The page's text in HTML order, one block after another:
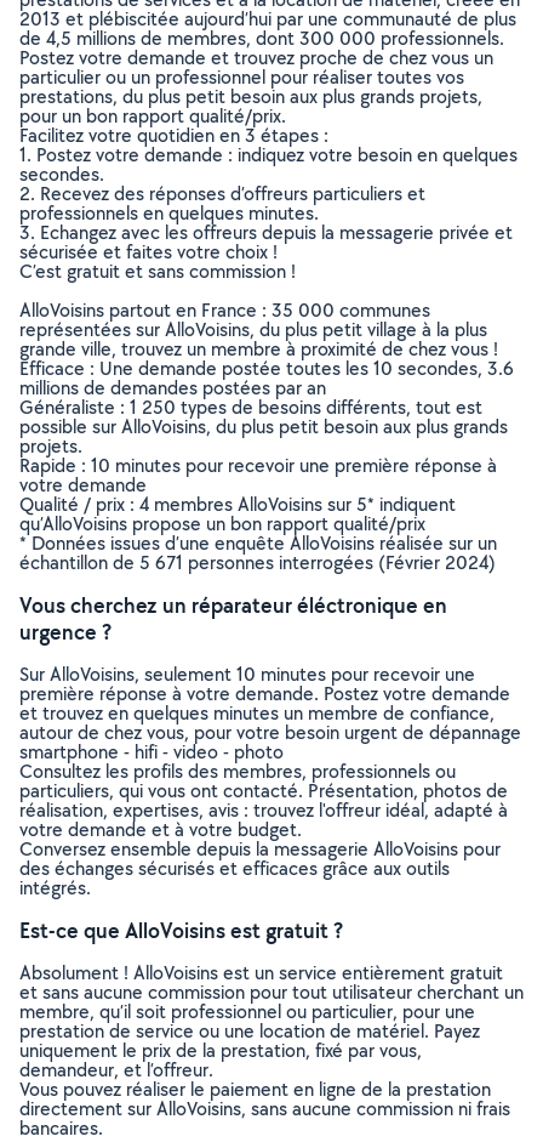
2013 et plébiscitée aujourd’hui par une communauté de plus
de 4,5 millions de membres, dont 300 000 professionnels.
Postez votre demande et trouvez proche de chez vous un
particulier ou un professionnel pour réaliser toutes vos
prestations, du plus petit besoin aux plus grands projets,
pour un bon rapport qualité/prix.
Facilitez votre quotidien en 3 étapes :
1. Postez votre demande : indiquez votre besoin en quelques
secondes.
2. Recevez des réponses d’offreurs particuliers et
professionnels en quelques minutes.
3. Echangez avec les offreurs depuis la messagerie privée et
sécurisée et faites votre choix !
C’est gratuit et sans commission !
AlloVoisins partout en France : 35 000 communes
représentées sur AlloVoisins, du plus petit village à la plus
grande ville, trouvez un membre à proximité de chez vous !
Efficace : Une demande postée toutes les 10 secondes, 3.6
millions de demandes postées par an
Généraliste : 1 250 types de besoins différents, tout est
possible sur AlloVoisins, du plus petit besoin aux plus grands
projets.
Rapide : 10 minutes pour recevoir une première réponse à
votre demande
Qualité / prix : 4 membres AlloVoisins sur 5* indiquent
qu’AlloVoisins propose un bon rapport qualité/prix
* Données issues d’une enquête AlloVoisins réalisée sur un
échantillon de 5 671 personnes interrogées (Février 2024)
Vous cherchez un réparateur éléctronique en
urgence ?
Sur AlloVoisins, seulement 10 minutes pour recevoir une
première réponse à votre demande. Postez votre demande
et trouvez en quelques minutes un membre de confiance,
autour de chez vous, pour votre besoin urgent de dépannage
smartphone - hifi - video - photo
Consultez les profils des membres, professionnels ou
particuliers, qui vous ont contacté. Présentation, photos de
réalisation, expertises, avis : trouvez l'offreur idéal, adapté à
votre demande et à votre budget.
Conversez ensemble depuis la messagerie AlloVoisins pour
des échanges sécurisés et efficaces grâce aux outils
intégrés.
Est-ce que AlloVoisins est gratuit ?
Absolument ! AlloVoisins est un service entièrement gratuit
et sans aucune commission pour tout utilisateur cherchant un
membre, qu’il soit professionnel ou particulier, pour une
prestation de service ou une location de matériel. Payez
uniquement le prix de la prestation, fixé par vous,
demandeur, et l’offreur.
Vous pouvez réaliser le paiement en ligne de la prestation
directement sur AlloVoisins, sans aucune commission ni frais
bancaires.